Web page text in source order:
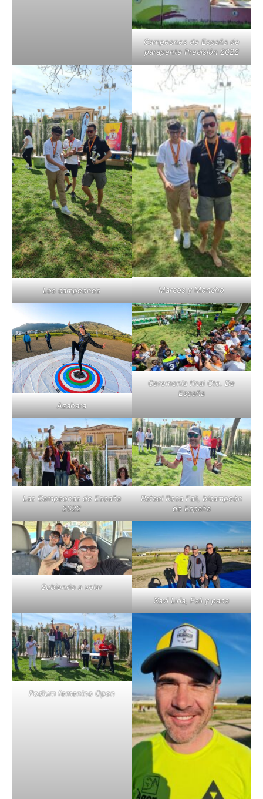
Campeones de España de
parapente Precisión 2022
Los campeones Marcos y Moncho
Azahara
Ceremonia final Cto. De
España
Las Campeonas de España
2022
Rafael Rosa Fali, bicampeón
de España
Subiendo a volar
Xavi Liria, Fali y pana
Podium femenino Open